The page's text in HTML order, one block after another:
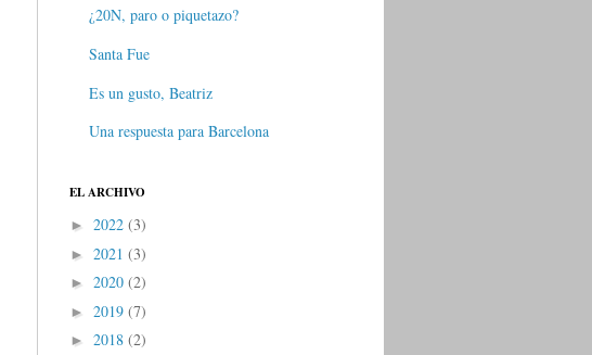
¿20N, paro o piquetazo?
Santa Fue
Es un gusto, Beatriz
Una respuesta para Barcelona
EL ARCHIVO
► 2022 (3)
► 2021 (3)
► 2020 (2)
► 2019 (7)
► 2018 (2)